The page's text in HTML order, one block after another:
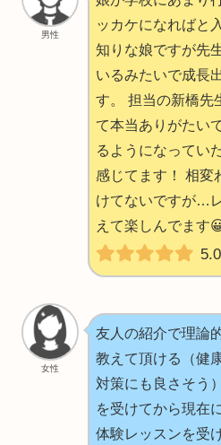
男性
ッカケになればと
知りな娘ですが先
いるみたいで成長
す。 担当の新橋先
て本当ありがたい
るようになってい
感じてます！ 相変
けてないですが…
えて楽しんでます
5.0
女性
友人の紹介で理論
教えて頂ける（健
対策にも良さそう
を受けてから現在
体験レッスンを受